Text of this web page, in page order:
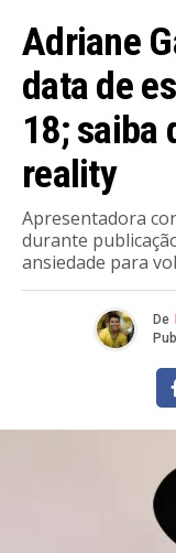
Adriane
data de
18; saiba
reality
Apresentadora
durante
ansiedade para
De